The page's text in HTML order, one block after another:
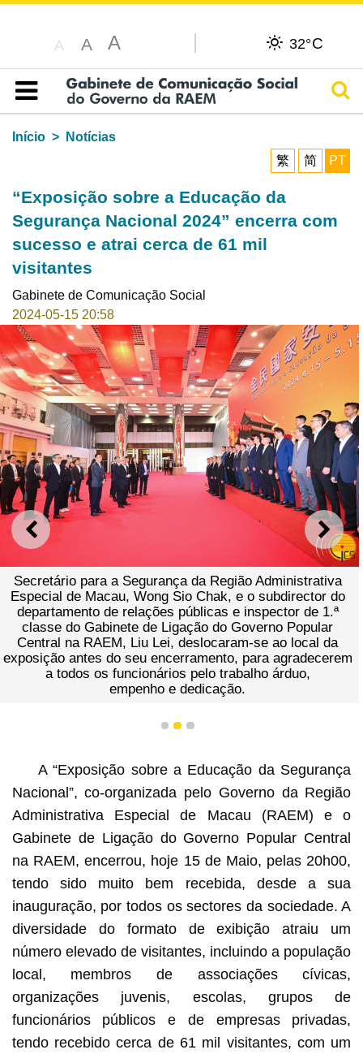
A A A 32°C
Índice
Início
Notícias
繁
简 PT
“Exposição sobre a Educação da
Segurança Nacional 2024” encerra com
sucesso e atrai cerca de 61 mil
visitantes
Gabinete de Comunicação Social
2024-05-15 20:58
ANTERIOR
Secretário para a Segurança da Região Administrativa
Especial de Macau, Wong Sio Chak, e o subdirector do
departamento de relações públicas e inspector de 1.ª
classe do Gabinete de Ligação do Governo Popular
Central na RAEM, Liu Lei, deslocaram-se ao local da
exposição antes do seu encerramento, para agradecerem
a todos os funcionários pelo trabalho árduo,
empenho e dedicação.
1 2 3
A “Exposição sobre a Educação da Segurança
Nacional”, co-organizada pelo Governo da Região
Administrativa Especial de Macau (RAEM) e o
Gabinete de Ligação do Governo Popular Central
na RAEM, encerrou, hoje 15 de Maio, pelas 20h00,
tendo sido muito bem recebida, desde a sua
inauguração, por todos os sectores da sociedade. A
diversidade do formato de exibição atraiu um
número elevado de visitantes, incluindo a população
local, membros de associações cívicas,
organizações juvenis, escolas, grupos de
funcionários públicos e de empresas privadas,
tendo recebido cerca de 61 mil visitantes, com um